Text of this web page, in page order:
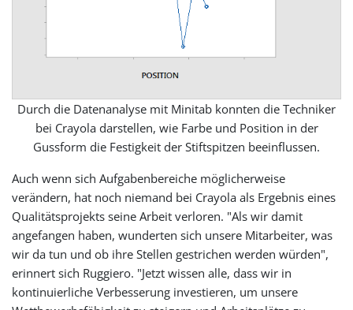
Durch die Datenanalyse mit Minitab konnten die Techniker
bei Crayola darstellen, wie Farbe und Position in der
Gussform die Festigkeit der Stiftspitzen beeinflussen.
Auch wenn sich Aufgabenbereiche möglicherweise
verändern, hat noch niemand bei Crayola als Ergebnis eines
Qualitätsprojekts seine Arbeit verloren. "Als wir damit
angefangen haben, wunderten sich unsere Mitarbeiter, was
wir da tun und ob ihre Stellen gestrichen werden würden",
erinnert sich Ruggiero. "Jetzt wissen alle, dass wir in
kontinuierliche Verbesserung investieren, um unsere